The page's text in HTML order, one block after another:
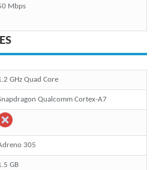
Mbps
GHz Quad Core
Qualcomm Cortex-A7
305
GB